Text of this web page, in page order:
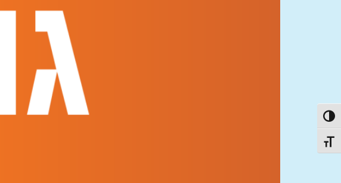
הפעל/כבה ניגודיות גבוהה
מתג גודל גופן